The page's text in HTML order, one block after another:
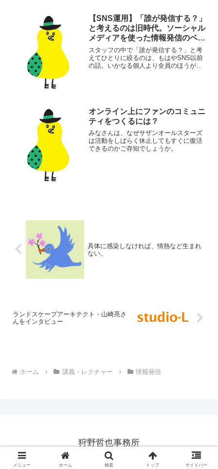
【SNS運用】「誰が発信する？」
と考えるのは旧時代。ソーシャル
メディアを使った情報発信のベー
スとなる考え方
スタッフの中で「誰が発信する？」と考
えてひとりに絞るのは、もはやSNS以前
の話。いかなる個人より全員のほうが賢
オンライン上にファンのコミュニ
ティをつくるには？
みなさんは、なぜサザンオールスターズ
は活動をしばらく休止してもすぐに復活
できるのかご存知でしょうか。
具体に感染しなければ、情熱など生まれ
ない。
ランドスケープアーキテクト・山崎亮さ
んをインタビュー
ホーム 講義・レクチャー 情報発信
狩野哲也事務所
© 1998-2026 狩野哲也事務所.
メニュー ホーム 検索 トップ サイドバー